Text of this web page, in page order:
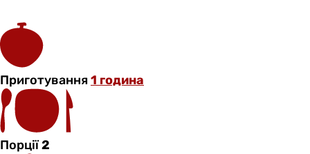
Приготування1 година
Порції2